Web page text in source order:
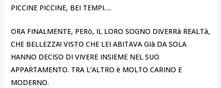
PICCINE PICCINE, BEI TEMPI….
ORA FINALMENTE, PERò, IL LORO SOGNO DIVERRà REALTà,
CHE BELLEZZA! VISTO CHE LEI ABITAVA GIà DA SOLA
HANNO DECISO DI VIVERE INSIEME NEL SUO
APPARTAMENTO. TRA L’ALTRO è MOLTO CARINO E
MODERNO.